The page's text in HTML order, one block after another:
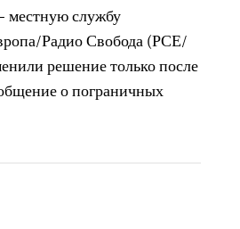
местную службу
Радио Свобода (РСЕ/
решение только после
о пограничных